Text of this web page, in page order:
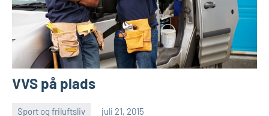
VVS på plads
Sport og friluftsliv juli 21, 2015